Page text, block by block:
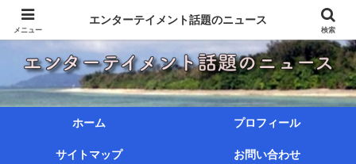
ホーム プロフィール
サイトマップ お問い合わせ
メニュー
エンターテイメント話題のニュース
検索